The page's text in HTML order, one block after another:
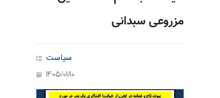
مزروعی سبدانی
سیاست
1405/01/10